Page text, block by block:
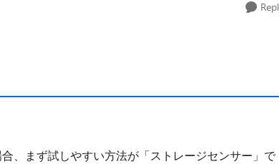
、まず試しやすい方法が「ストレージセンサー」で